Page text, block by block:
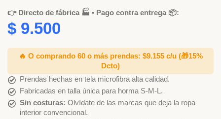
👉 Directo de fábrica 🏭 • Pago contra entrega 📦:
$ 9.500
🔥 O comprando 60 o más prendas: $9.155 c/u (🎁15%
Dcto)
Prendas hechas en tela microfibra alta calidad.
Fabricadas en talla única para horma S-M-L.
Sin costuras: Olvídate de las marcas que deja la ropa
interior convencional.